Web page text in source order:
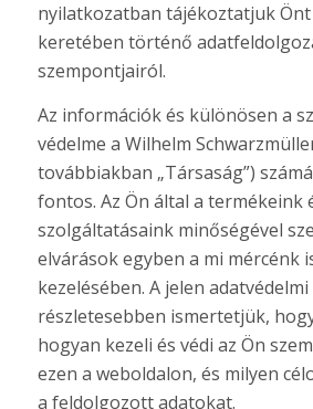
nyilatkozatban tájékoztatjuk
keretében történő
szempontjairól.
Az információk és különösen a
védelme a Wilhelm
továbbiakban „Társaság”)
fontos. Az Ön által a termékeink
szolgáltatásaink minőségével
elvárások egyben a mi mércénk
kezelésében. A jelen
részletesebben ismertetjük,
hogyan kezeli és védi az Ön
ezen a weboldalon, és milyen
a feldolgozott adatokat.